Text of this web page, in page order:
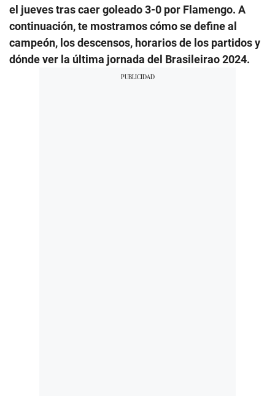
el jueves tras caer goleado 3-0 por Flamengo. A
continuación, te mostramos cómo se define al
campeón, los descensos, horarios de los partidos y
dónde ver la última jornada del Brasileirao 2024.